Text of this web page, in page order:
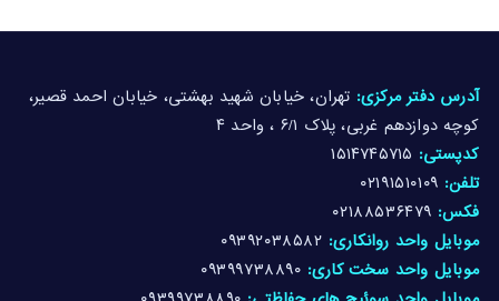
آدرس دفتر مرکزی: تهران، خیابان شهید بهشتی، خیابان احمد قصیر،
کوچه دوازدهم غربی، پلاک ۶/۱ ، واحد ۴
کدپستی: ۱۵۱۴۷۴۵۷۱۵
تلفن: ۰۲۱۹۱۵۱۰۱۰۹
فکس: ۰۲۱۸۸۵۳۶۴۷۹
موبایل واحد روانکاری: ۰۹۳۹۲۰۳۸۵۸۲
موبایل واحد سخت کاری: ۰۹۳۹۹۷۳۸۸۹۰